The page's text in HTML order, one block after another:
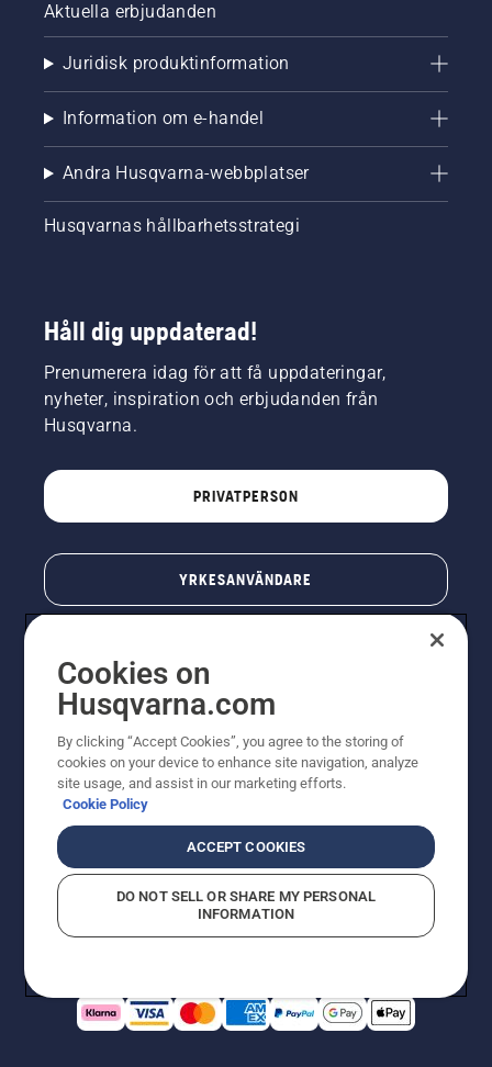
Aktuella erbjudanden
Juridisk produktinformation
Information om e-handel
Andra Husqvarna-webbplatser
Husqvarnas hållbarhetsstrategi
Håll dig uppdaterad!
Prenumerera idag för att få uppdateringar,
nyheter, inspiration och erbjudanden från
Husqvarna.
PRIVATPERSON
YRKESANVÄNDARE
© Husqvarna AB (publ). All rights reserved. Priserna
som visas är rekommenderade cirkapriser. Alla angivna
priser är rekommenderade försäljningspriser (inkl.
moms) om inte produkten är tillgänglig för direkt köp.
CookiepolicyAnvändningsvillkor Sekretessmeddelande
Rapportera misstänkta överträdelser
Cookies on
Husqvarna.com
By clicking “Accept Cookies”, you agree to the storing of
cookies on your device to enhance site navigation, analyze
site usage, and assist in our marketing efforts.
Cookie Policy
ACCEPT COOKIES
DO NOT SELL OR SHARE MY PERSONAL
INFORMATION